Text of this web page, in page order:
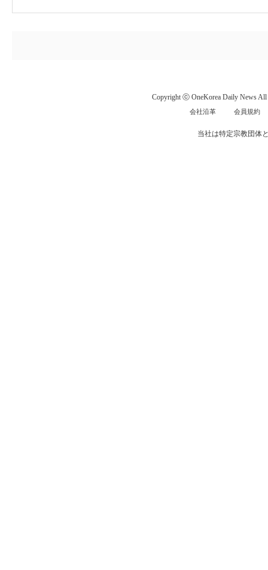
Copyright ⓒ OneKorea Daily News All
会社沿革 会員規約
当社は特定宗教団体